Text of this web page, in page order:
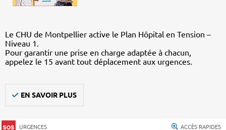
Le CHU de Montpellier active le Plan Hôpital en Tension –
Niveau 1.
Pour garantir une prise en charge adaptée à chacun,
appelez le 15 avant tout déplacement aux urgences.
EN SAVOIR PLUS
URGENCES ACCÈS RAPIDES